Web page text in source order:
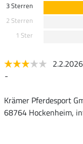
3 Sterren
2 Sterren
1 Ster
2.2.2026
-
Krämer Pferdesport
68764 Hockenheim,